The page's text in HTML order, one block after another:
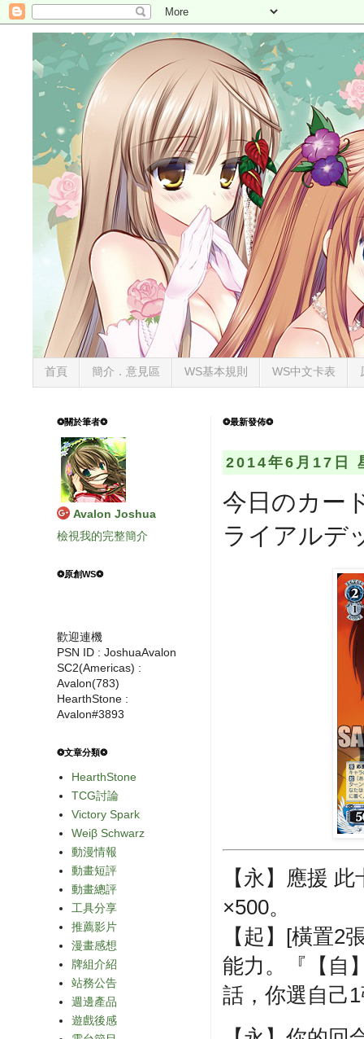
首頁 簡介．意見區 WS基本規則 WS中文卡表
❂最新發佈❂
2014年6月17日
今日のカー
ライアルデ
【永】應援
×500。
【起】[橫置2
能力。『【自
話，你選自己
❂關於筆者❂
Avalon Joshua
檢視我的完整簡介
❂原創WS❂
歡迎連機
PSN ID : JoshuaAvalon
SC2(Americas) :
Avalon(783)
HearthStone :
Avalon#3893
❂文章分類❂
HearthStone
TCG討論
Victory Spark
Weiβ Schwarz
動漫情報
動畫短評
動畫總評
工具分享
推薦影片
漫畫感想
牌組介紹
站務公告
週邊產品
遊戲後感